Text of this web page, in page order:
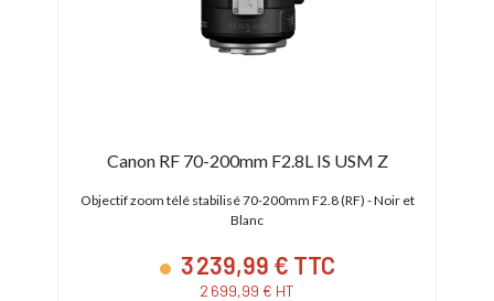
Canon RF 70-200mm F2.8L IS USM Z
Objectif zoom télé stabilisé 70-200mm F2.8 (RF) - Noir et
Blanc
3 239,99 € TTC
2 699,99 € HT